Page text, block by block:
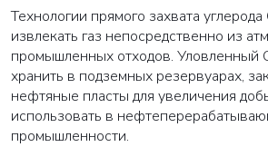
Технологии прямого захвата
извлекать газ непосредственно из
промышленных отходов. Уловленный
хранить в подземных резервуарах,
нефтяные пласты для увеличения
использовать в
промышленности.